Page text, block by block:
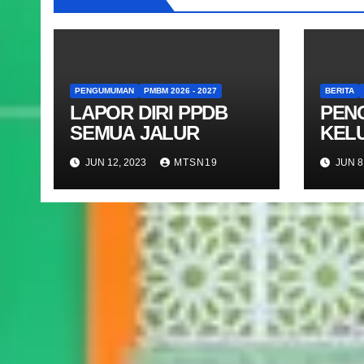
PENGUMUMAN PMBM 2026 - 2027
LAPOR DIRI PPDB
SEMUA JALUR
JUN 12, 2023 MTSN19
BERITA
JUN